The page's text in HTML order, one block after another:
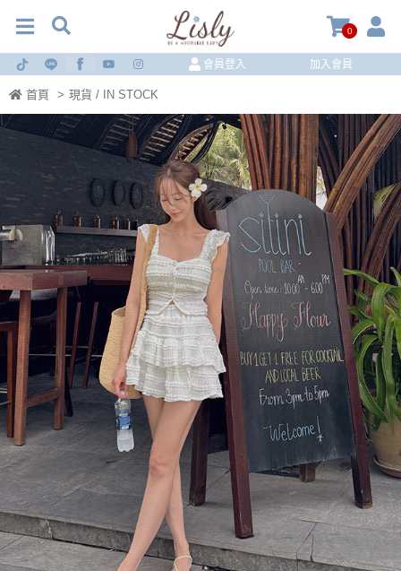
0
會員登入 加入會員
首頁 > 現貨 / IN STOCK